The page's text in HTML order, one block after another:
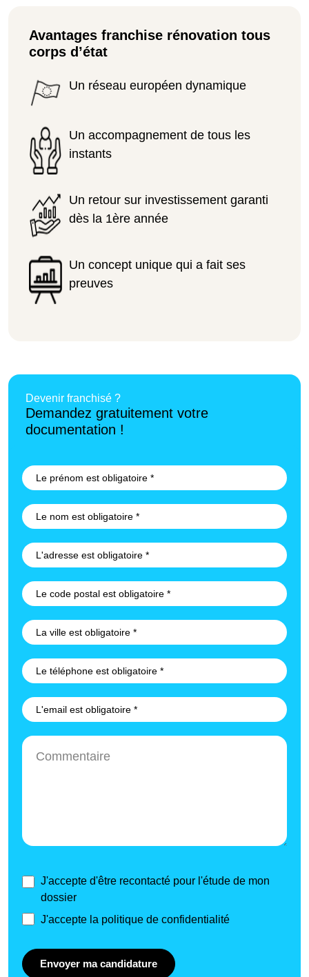
Avantages franchise rénovation tous
corps d’état
Un réseau européen dynamique
Un accompagnement de tous les
instants
Un retour sur investissement garanti
dès la 1ère année
Un concept unique qui a fait ses
preuves
Devenir franchisé ?
Demandez gratuitement votre
documentation !
J'accepte d'être recontacté pour l'étude de mon
dossier
J'accepte la politique de confidentialité
Envoyer ma candidature